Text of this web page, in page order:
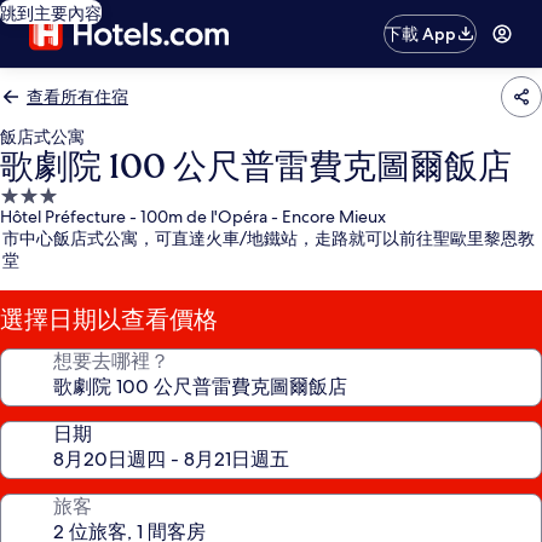
跳到主要內容
下載 App
查看所有住宿
飯店式公寓
歌劇院 100 公尺普雷費克圖爾飯店
3.0
星
級
住
宿
Hôtel Préfecture - 100m de l'Opéra - Encore Mieux
市中心飯店式公寓，可直達火車/地鐵站，走路就可以前往聖歐里黎恩教
堂
選擇日期以查看價格
想要去哪裡？
日期
旅客